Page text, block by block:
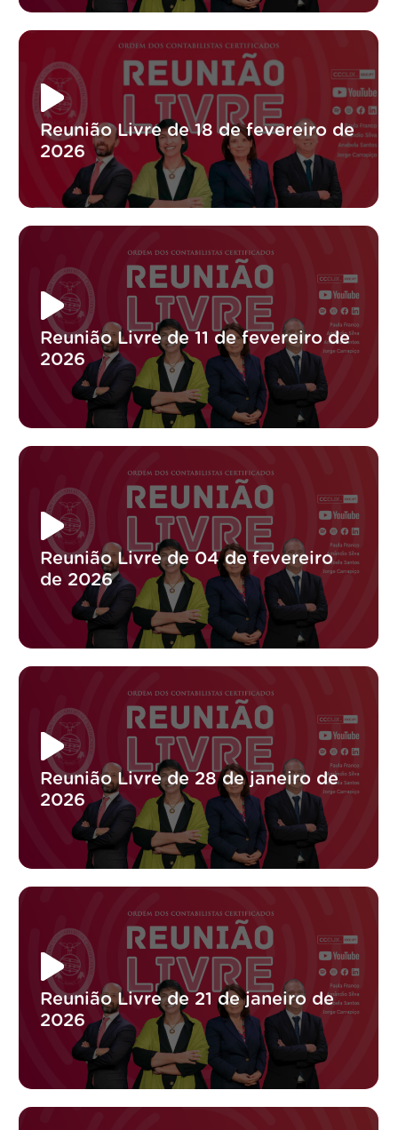
Reunião Livre de 18 de fevereiro de
2026
Reunião Livre de 11 de fevereiro de
2026
Reunião Livre de 04 de fevereiro
de 2026
Reunião Livre de 28 de janeiro de
2026
Reunião Livre de 21 de janeiro de
2026